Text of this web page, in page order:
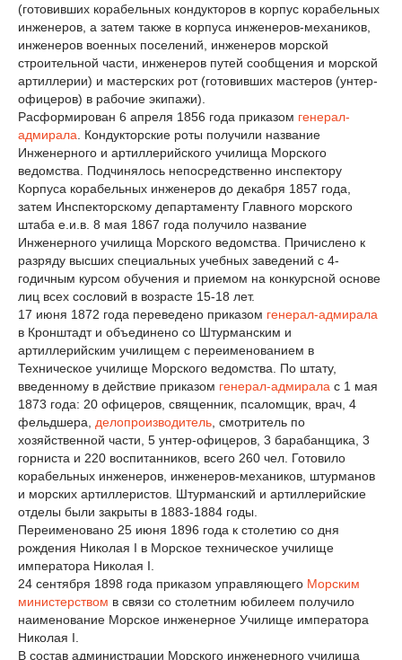
(готовивших корабельных кондукторов в корпус корабельных
инженеров, а затем также в корпуса инженеров-механиков,
инженеров военных поселений, инженеров морской
строительной части, инженеров путей сообщения и морской
артиллерии) и мастерских рот (готовивших мастеров (унтер-
офицеров) в рабочие экипажи).
Расформирован 6 апреля 1856 года приказом генерал-
адмирала . Кондукторские роты получили название
Инженерного и артиллерийского училища Морского
ведомства. Подчинялось непосредственно инспектору
Корпуса корабельных инженеров до декабря 1857 года,
затем Инспекторскому департаменту Главного морского
штаба е.и.в. 8 мая 1867 года получило название
Инженерного училища Морского ведомства. Причислено к
разряду высших специальных учебных заведений с 4-
годичным курсом обучения и приемом на конкурсной основе
лиц всех сословий в возрасте 15-18 лет.
17 июня 1872 года переведено приказом генерал-адмирала
в Кронштадт и объединено со Штурманским и
артиллерийским училищем с переименованием в
Техническое училище Морского ведомства. По штату,
введенному в действие приказом генерал-адмирала с 1 мая
1873 года: 20 офицеров, священник, псаломщик, врач, 4
фельдшера, делопроизводитель , смотритель по
хозяйственной части, 5 унтер-офицеров, 3 барабанщика, 3
горниста и 220 воспитанников, всего 260 чел. Готовило
корабельных инженеров, инженеров-механиков, штурманов
и морских артиллеристов. Штурманский и артиллерийские
отделы были закрыты в 1883-1884 годы.
Переименовано 25 июня 1896 года к столетию со дня
рождения Николая I в Морское техническое училище
императора Николая I.
24 сентября 1898 года приказом управляющего Морским
министерством в связи со столетним юбилеем получило
наименование Морское инженерное Училище императора
Николая I.
В состав администрации Морского инженерного училища